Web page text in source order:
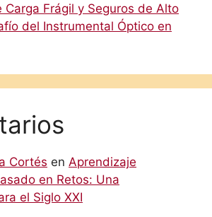
Carga Frágil y Seguros de Alto
del Instrumental Óptico en
Cortés en Aprendizaje
en Retos: Una
el Siglo XXI